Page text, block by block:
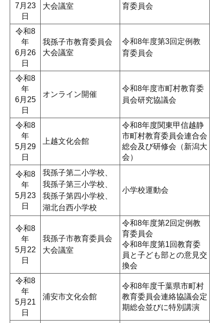
7月23
日
大会議室
育委員会
令和8
年
6月26
日
我孫子市教育委員会
大会議室
令和8年度第3回定例教
育委員会
令和8
年
6月25
日
オンライン開催
令和8年度市町村教育委
員会研究協議会
令和8
年
5月29
日
上越文化会館
令和8年度関東甲信越静
市町村教育委員会連合会
総会及び研修会（新潟大
会）
令和8
年
5月23
日
我孫子第二小学校、
我孫子第三小学校、
我孫子第四小学校、
湖北台西小学校
小学校運動会
令和8
年
5月22
日
我孫子市教育委員会
大会議室
令和8年度第2回定例教
育委員会
令和8年度第1回教育委
員と子ども部との意見交
換会
令和8
年
5月21
日
浦安市文化会館
令和8年度千葉県市町村
教育委員会連絡協議会定
期総会並びに特別講演